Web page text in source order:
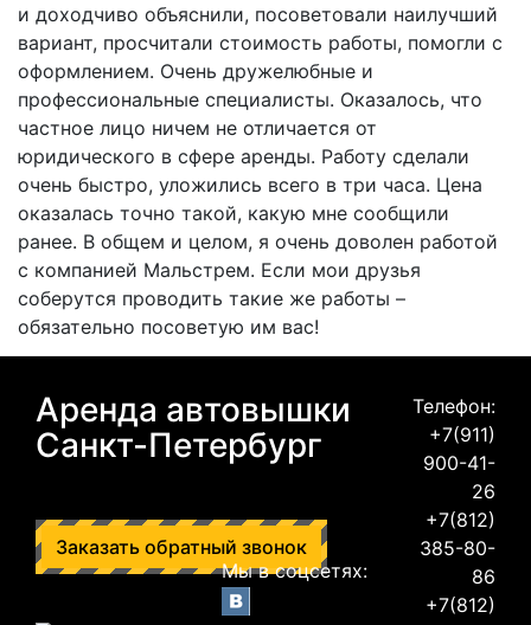
и доходчиво объяснили, посоветовали наилучший
вариант, просчитали стоимость работы, помогли с
оформлением. Очень дружелюбные и
профессиональные специалисты. Оказалось, что
частное лицо ничем не отличается от
юридического в сфере аренды. Работу сделали
очень быстро, уложились всего в три часа. Цена
оказалась точно такой, какую мне сообщили
ранее. В общем и целом, я очень доволен работой
с компанией Мальстрем. Если мои друзья
соберутся проводить такие же работы –
обязательно посоветую им вас!
Аренда автовышки
Санкт-Петербург
Заказать обратный звонок
Мы в соцсетях:
Телефон:
+7(911)
900-41-
26
+7(812)
385-80-
86
+7(812)